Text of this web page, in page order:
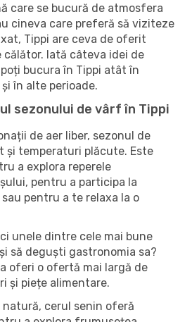
care se bucură de atmosfera
cineva care preferă să viziteze
Tippi are ceva de oferit
Iată câteva idei de
bucura în Tippi atât în
în alte perioade.
sezonului de vârf în Tippi
de aer liber, sezonul de
și temperaturi plăcute. Este
a explora reperele
pentru a participa la
pentru a te relaxa la o
unele dintre cele mai bune
să deguști gastronomia sa?
oferi o ofertă mai largă de
și piețe alimentare.
cerul senin oferă